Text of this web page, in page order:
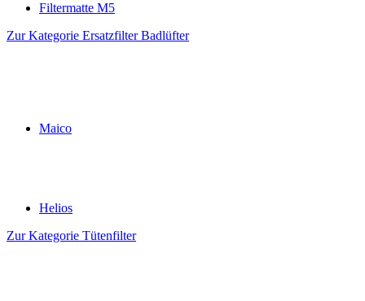
Filtermatte M5
Zur Kategorie Ersatzfilter Badlüfter
Maico
Helios
Zur Kategorie Tütenfilter